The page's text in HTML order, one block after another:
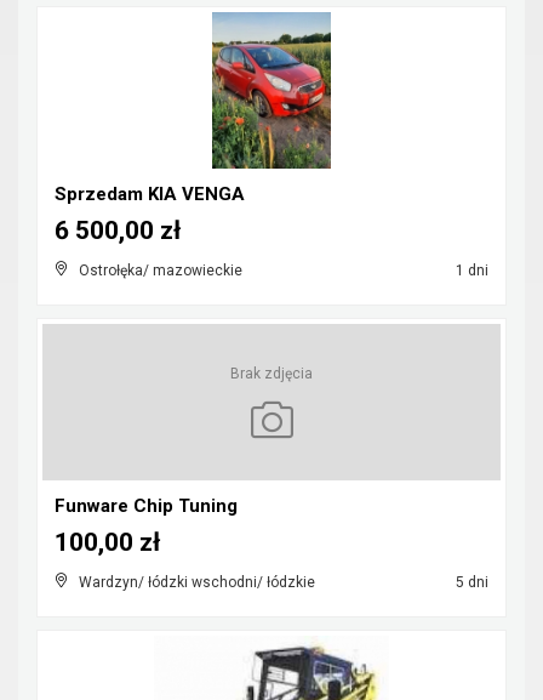
Sprzedam KIA VENGA
Ostrołęka/ mazowieckie 1 dni
6 500,00 zł
Brak zdjęcia
Funware Chip Tuning
Wardzyn/ łódzki wschodni/ łódzkie 5 dni
100,00 zł